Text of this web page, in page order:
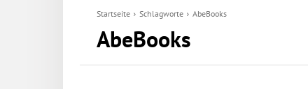
Startseite Schlagworte AbeBooks
AbeBooks